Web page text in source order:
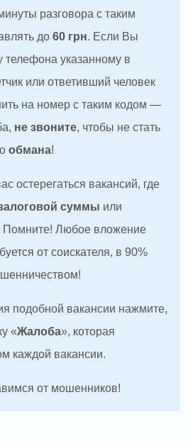
разговора с таким
до60 грн. Если Вы
телефона указанному в
или ответивший человек
на номер с таким кодом —
не звоните, чтобы не стать
обмана!
остерегаться вакансий, где
суммы или
Помните! Любое вложение
от соискателя, в 90%
подобной вакансии нажмите,
«Жалоба», которая
каждой вакансии.
от мошенников!